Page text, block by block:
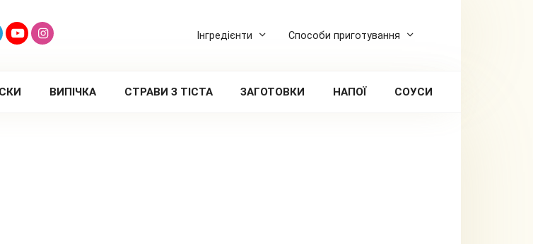
Інгредієнти Способи приготування
ВИПІЧКА СТРАВИ З ТІСТА ЗАГОТОВКИ НАПОЇ СОУСИ